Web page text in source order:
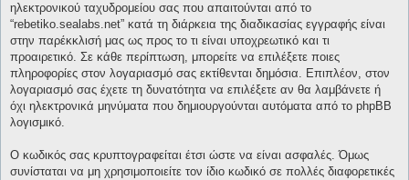
ηλεκτρονικού ταχυδρομείου σας που απαιτούνται από το
“rebetiko.sealabs.net” κατά τη διάρκεια της διαδικασίας εγγραφής είναι
στην παρέκκλισή μας ως προς το τι είναι υποχρεωτικό και τι
προαιρετικό. Σε κάθε περίπτωση, μπορείτε να επιλέξετε ποιες
πληροφορίες στον λογαριασμό σας εκτίθενται δημόσια. Επιπλέον, στον
λογαριασμό σας έχετε τη δυνατότητα να επιλέξετε αν θα λαμβάνετε ή
όχι ηλεκτρονικά μηνύματα που δημιουργούνται αυτόματα από το phpBB
λογισμικό.
Ο κωδικός σας κρυπτογραφείται έτσι ώστε να είναι ασφαλές. Όμως
συνίσταται να μη χρησιμοποιείτε τον ίδιο κωδικό σε πολλές διαφορετικές